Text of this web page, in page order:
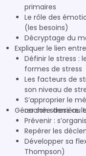
primaires
Le rôle des
(les besoins)
Décryptage du
Expliquer le lien
Définir le stress :
formes de stress
Les facteurs de
S’approprier le
Gérer son stress
Prévenir :
Repérer les
Développer sa
Thompson)